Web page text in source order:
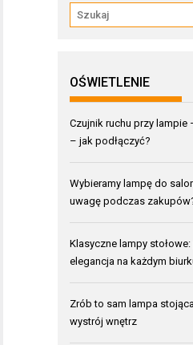
OŚWIETLENIE
Czujnik ruchu przy lampie
– jak podłączyć?
Wybieramy lampę do
uwagę podczas
Klasyczne lampy
elegancja na każdym
Zrób to sam lampa
wystrój wnętrz